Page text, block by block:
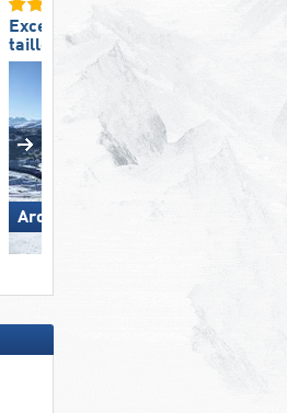
Excellente
taille de domaine skiable
Arosa Lenzerheide